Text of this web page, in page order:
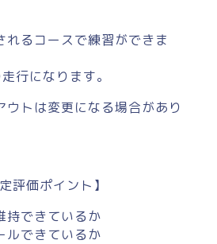
れるコースで練習ができま
行になります。
トは変更になる場合があり
定評価ポイント】
持できているか
ルできているか